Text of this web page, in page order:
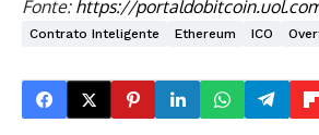
Fonte: https://
Contrato Inteligente Ethereum ICO